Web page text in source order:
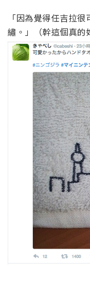
「因為覺得任吉拉
繡。」（幹這個真的